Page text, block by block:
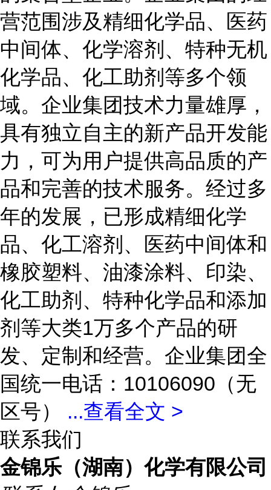
营范围涉及精细化学品、医药
中间体、化学溶剂、特种无机
化学品、化工助剂等多个领
域。企业集团技术力量雄厚，
具有独立自主的新产品开发能
力，可为用户提供高品质的产
品和完善的技术服务。经过多
年的发展，已形成精细化学
品、化工溶剂、医药中间体和
橡胶塑料、油漆涂料、印染、
化工助剂、特种化学品和添加
剂等大类1万多个产品的研
发、定制和经营。企业集团全
国统一电话：10106090（无
区号） ...查看全文 >
联系我们
金锦乐（湖南）化学有限公司